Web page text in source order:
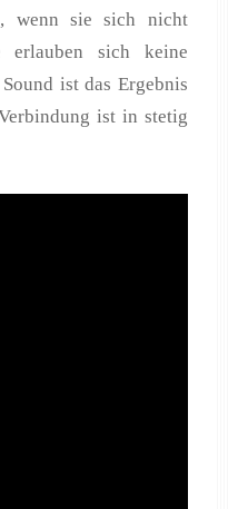
wenn sie sich nicht
erlauben sich keine
ist das Ergebnis
ist in stetig